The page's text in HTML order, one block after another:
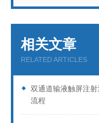
相关文章
RELATED ARTICLES
双通道输液触屏注
流程